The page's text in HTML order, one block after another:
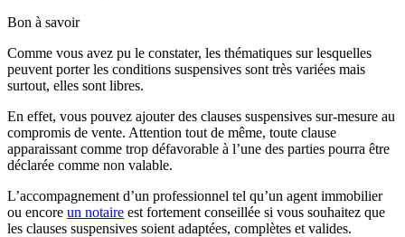
Bon à savoir
Comme vous avez pu le constater, les thématiques sur lesquelles
peuvent porter les conditions suspensives sont très variées mais
surtout, elles sont libres.
En effet, vous pouvez ajouter des clauses suspensives sur-mesure au
compromis de vente. Attention tout de même, toute clause
apparaissant comme trop défavorable à l’une des parties pourra être
déclarée comme non valable.
L’accompagnement d’un professionnel tel qu’un agent immobilier
ou encore un notaire est fortement conseillée si vous souhaitez que
les clauses suspensives soient adaptées, complètes et valides.